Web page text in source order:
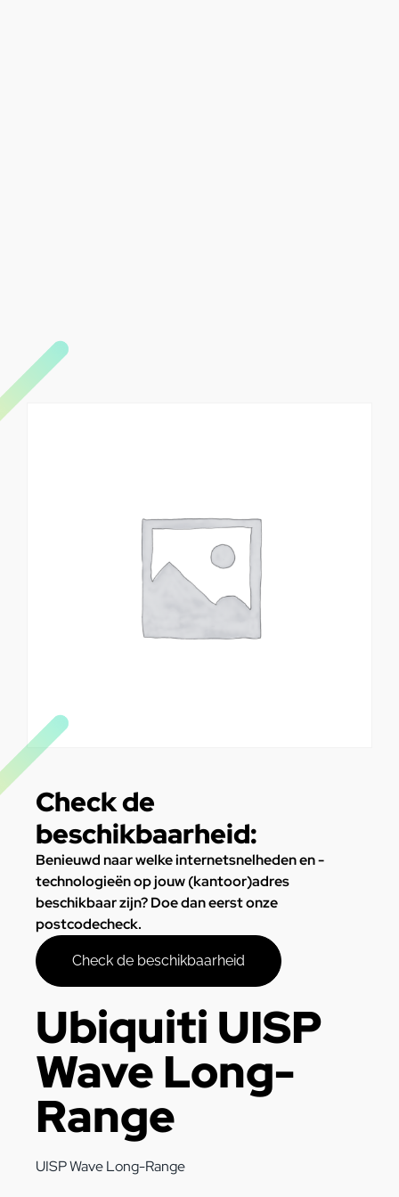
Check de
beschikbaarheid:
Benieuwd naar welke internetsnelheden en -
technologieën op jouw (kantoor)adres
beschikbaar zijn? Doe dan eerst onze
postcodecheck.
Check de beschikbaarheid
Ubiquiti UISP
Wave Long-
Range
UISP Wave Long-Range